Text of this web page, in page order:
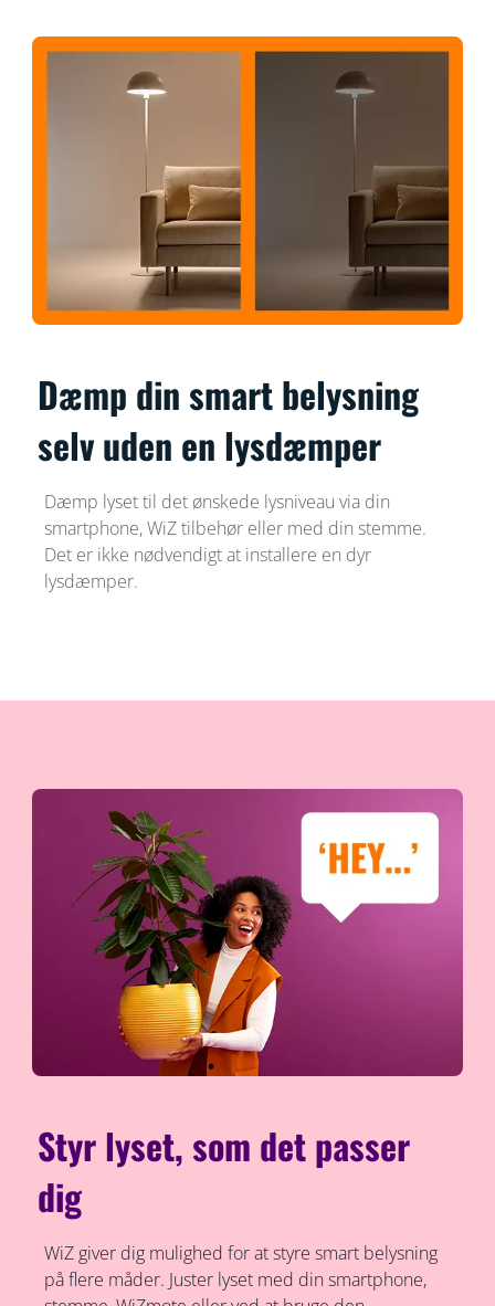
Dæmp din smart belysning
selv uden en lysdæmper
Dæmp lyset til det ønskede lysniveau via din
smartphone, WiZ tilbehør eller med din stemme.
Det er ikke nødvendigt at installere en dyr
lysdæmper.
Styr lyset, som det passer
dig
WiZ giver dig mulighed for at styre smart belysning
på flere måder. Juster lyset med din smartphone,